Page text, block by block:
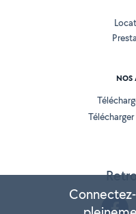
NOS